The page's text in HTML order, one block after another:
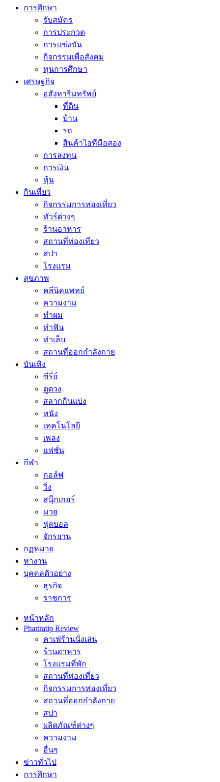
การศึกษา
รับสมัคร
การประกวด
การแข่งขัน
กิจกรรมเพื่อสังคม
ทุนการศึกษา
เศรษฐกิจ
อสังหาริมทรัพย์
ที่ดิน
บ้าน
รถ
สินค้าไอทีมือสอง
การลงทุน
การเงิน
หุ้น
กินเที่ยว
กิจกรรมการท่องเที่ยว
ทัวร์ต่างๆ
ร้านอาหาร
สถานที่ท่องเที่ยว
สปา
โรงแรม
สุขภาพ
คลีนิคแพทย์
ความงาม
ทำผม
ทำฟัน
ทำเล็บ
สถานที่ออกกำลังกาย
บันเทิง
ซีรี่ย์
ดูดวง
สลากกินแบ่ง
หนัง
เทคโนโลยี
เพลง
แฟชั่น
กีฬา
กอล์ฟ
วิ่ง
สนุ๊กเกอร์
มวย
ฟุตบอล
จักรยาน
กฏหมาย
หางาน
บุคคลตัวอย่าง
ธุรกิจ
ราชการ
หน้าหลัก
Phattratip Review
คาเฟ่ร้านนั่งเล่น
ร้านอาหาร
โรงแรมที่พัก
สถานที่ท่องเที่ยว
กิจกรรมการท่องเที่ยว
สถานที่ออกกำลังกาย
สปา
ผลิตภัณฑ์ต่างๆ
ความงาม
อื่นๆ
ข่าวทั่วไป
การศึกษา